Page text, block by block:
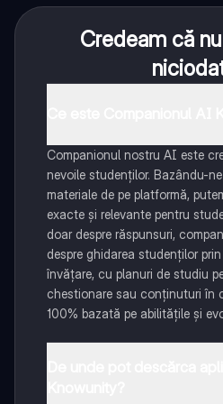
Credeam că
Companionul nostru AI este
nevoile studenților. Bazându-
materiale de pe platformă,
exacte și relevante pentru
doar despre răspunsuri,
despre ghidarea studenților
învățare, cu planuri de studiu
chestionare sau conținuturi în
100% bazată pe abilitățile și